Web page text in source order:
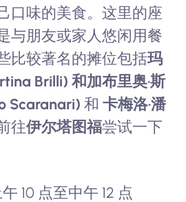
口味的美食。这里的座
与朋友或家人悠闲用餐
比较著名的摊位包括玛
Brilli) 和加布里奥·斯
Scaranari) 和 卡梅洛·潘
往伊尔塔图福尝试一下
10 点至中午 12 点